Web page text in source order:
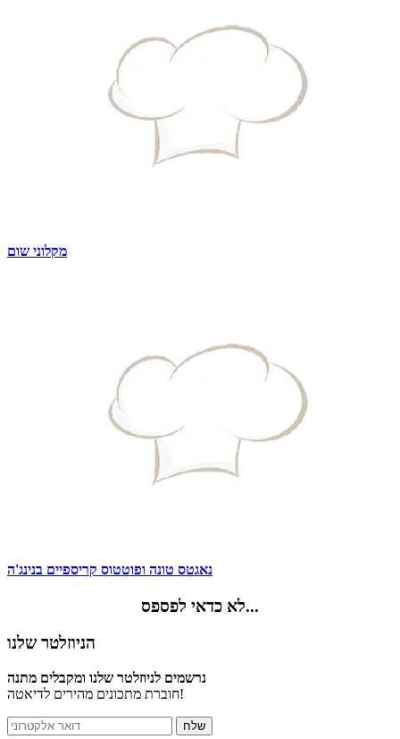
מקלוני שום
נאגטס טונה ופוטטוס קריספיים בנינג'ה
לא כדאי לפספס...
הניוזלטר שלנו
נרשמים לניוזלטר שלנו ומקבלים מתנה
חוברת מתכונים מהירים לדיאטה!